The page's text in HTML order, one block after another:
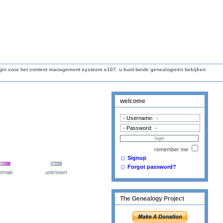
voor het content management systeem e107. u kunt beide genealogieën bekijken
unknown
welcome
remember me
Signup
Forgot password?
The Genealogy Project